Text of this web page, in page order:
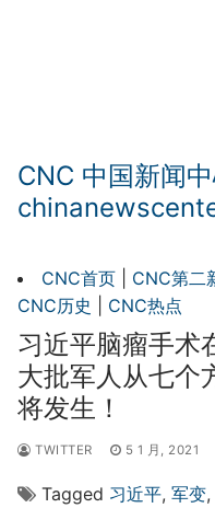
CNC 中国新闻
CNC首页 CNC第二
CNC历史
CNC热点
习近平脑瘤手术
大批军人从七个
将发生！
TWITTER 5 1 月, 2021
Tagged 习近平, 军变,